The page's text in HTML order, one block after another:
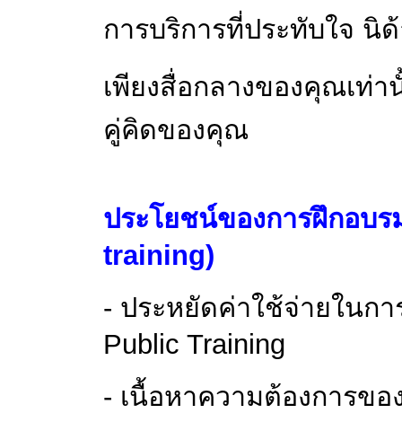
การบริการที่ประทับใจ นิ
เพียงสื่อกลางของคุณเท่
คู่คิดของคุณ
ประโยชน์ของการฝึกอบ
training)
- ประหยัดค่าใช้จ่ายในก
Public Training
- เนื้อหาความต้องการขอ